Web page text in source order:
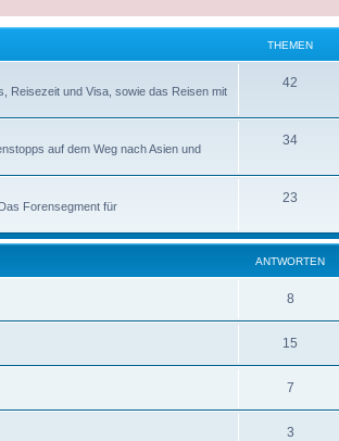
THEMEN
Reisezeit und Visa, sowie das Reisen mit
42
auf dem Weg nach Asien und
34
Forensegment für
23
ANTWORTEN
8
15
7
3